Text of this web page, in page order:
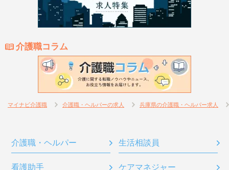
介護職コラム
マイナビ介護職 介護職・ヘルパーの求人 兵庫県の介護職・ヘルパー求人
介護職・ヘルパー 生活相談員
看護助手 ケアマネジャー